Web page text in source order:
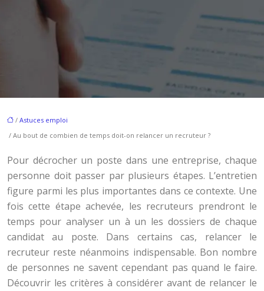
/ Astuces emploi
/ Au bout de combien de temps doit-on relancer un recruteur ?
Pour décrocher un poste dans une entreprise, chaque
personne doit passer par plusieurs étapes. L’entretien
figure parmi les plus importantes dans ce contexte. Une
fois cette étape achevée, les recruteurs prendront le
temps pour analyser un à un les dossiers de chaque
candidat au poste. Dans certains cas, relancer le
recruteur reste néanmoins indispensable. Bon nombre
de personnes ne savent cependant pas quand le faire.
Découvrir les critères à considérer avant de relancer le